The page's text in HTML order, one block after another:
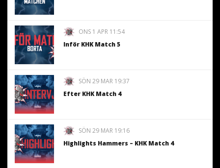
ONS 1 APR 11:54
Inför KHK Match 5
SÖN 29 MAR 19:37
Efter KHK Match 4
SÖN 29 MAR 19:16
Highlights Hammers – KHK Match 4